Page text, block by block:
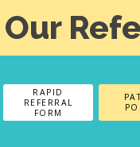
RAPID
REFERRAL
FORM